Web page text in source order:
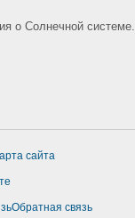
о Солнечной системе.
сайта
Обратная связь